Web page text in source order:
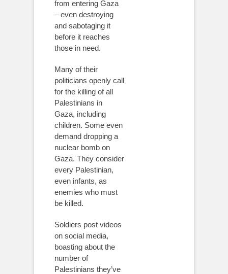
from entering Gaza
– even destroying
and sabotaging it
before it reaches
those in need.
Many of their
politicians openly call
for the killing of all
Palestinians in
Gaza, including
children. Some even
demand dropping a
nuclear bomb on
Gaza. They consider
every Palestinian,
even infants, as
enemies who must
be killed.
Soldiers post videos
on social media,
boasting about the
number of
Palestinians they’ve